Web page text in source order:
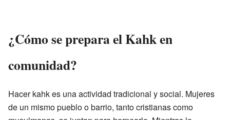
¿Cómo se prepara el Kahk en
comunidad?
Hacer kahk es una actividad tradicional y social. Mujeres
de un mismo pueblo o barrio, tanto cristianas como